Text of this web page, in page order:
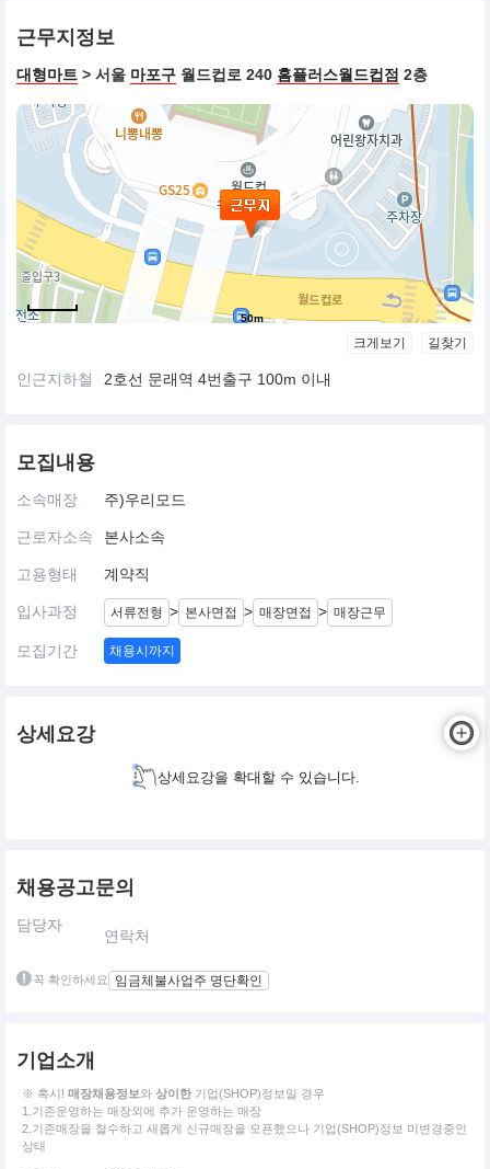
근무지정보
대형마트 > 서울 마포구 월드컵로 240 홈플러스월드컵점 2층
50m
크게보기 길찾기
인근지하철 2호선 문래역 4번출구 100m 이내
모집내용
소속매장 주)우리모드
근로자소속 본사소속
고용형태 계약직
입사과정 서류전형 > 본사면접 > 매장면접 > 매장근무
모집기간 채용시까지
상세요강
상세요강을 확대할 수 있습니다.
채용공고문의
담당자
연락처
꼭 확인하세요 임금체불사업주 명단확인
기업소개
※ 혹시! 매장채용정보와 상이한 기업(SHOP)정보일 경우
1.기존운영하는 매장외에 추가 운영하는 매장
2.기존매장을 철수하고 새롭게 신규매장을 오픈했으나 기업(SHOP)정보 미변경중인
상태